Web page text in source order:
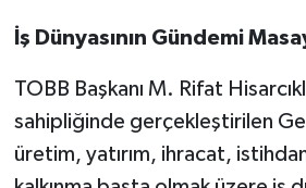
İş Dünyasının Gündemi
TOBB Başkanı M. Rifat
sahipliğinde gerçekleştirilen
üretim, yatırım, ihracat,